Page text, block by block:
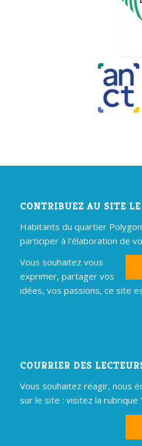
CONTRIBUEZ AU SITE
Habitants du quartier
participer à l'élaboration de
Vous souhaitez vous
exprimer, partager vos
idées, vos passions, ce site
COURRIER DES
Vous souhaitez réagir, nous
sur le site : visitez la rubrique